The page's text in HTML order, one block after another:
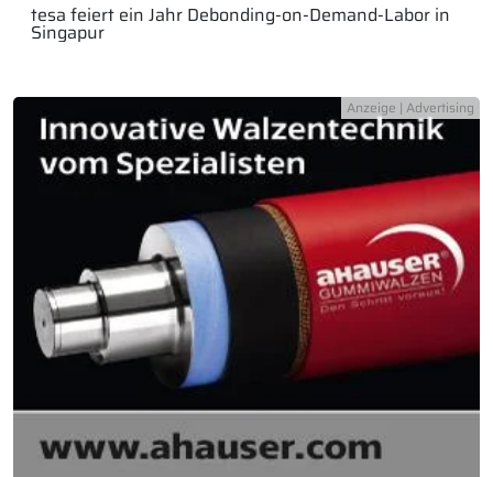
tesa feiert ein Jahr Debonding-on-Demand-Labor in
Singapur